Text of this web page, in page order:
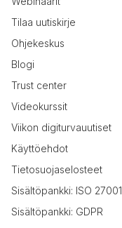
Tilaa uutiskirje
Ohjekeskus
Blogi
Trust center
Videokurssit
Viikon digiturvauutiset
Käyttöehdot
Tietosuojaselosteet
Sisältöpankki: ISO 27001
Sisältöpankki: GDPR